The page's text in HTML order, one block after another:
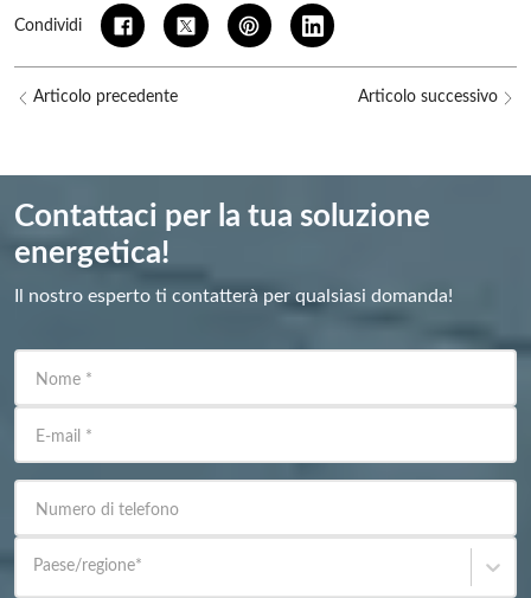
Condividi
Articolo precedente Articolo successivo
Contattaci per la tua soluzione
energetica!
Il nostro esperto ti contatterà per qualsiasi domanda!
Nome *
E-mail *
Numero di telefono
Paese/regione*